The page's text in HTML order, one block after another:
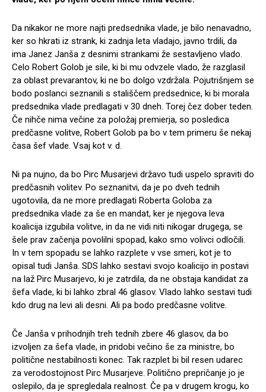
Da nikakor ne more najti predsednika vlade, je bilo nenavadno,
ker so hkrati iz strank, ki zadnja leta vladajo, javno trdili, da
ima Janez Janša z desnimi strankami že sestavljeno vlado.
Celo Robert Golob je sile, ki bi mu odvzele vlado, že razglasil
za oblast prevarantov, ki ne bo dolgo vzdržala. Pojutrišnjem se
bodo poslanci seznanili s stališčem predsednice, ki bi morala
predsednika vlade predlagati v 30 dneh. Torej čez dober teden.
Če nihče nima večine za položaj premierja, so posledica
predčasne volitve, Robert Golob pa bo v tem primeru še nekaj
časa šef vlade. Vsaj kot v. d.
Ni pa nujno, da bo Pirc Musarjevi državo tudi uspelo spraviti do
predčasnih volitev. Po seznanitvi, da je po dveh tednih
ugotovila, da ne more predlagati Roberta Goloba za
predsednika vlade za še en mandat, ker je njegova leva
koalicija izgubila volitve, in da ne vidi niti nikogar drugega, se
šele prav začenja povolilni spopad, kako smo volivci odločili.
In v tem spopadu se lahko razplete v vse smeri, kot je to
opisal tudi Janša. SDS lahko sestavi svojo koalicijo in postavi
na laž Pirc Musarjevo, ki je zatrdila, da ne obstaja kandidat za
šefa vlade, ki bi lahko zbral 46 glasov. Vlado lahko sestavi tudi
kdo drug na levi ali desni. Ali pa bodo predčasne volitve.
Če Janša v prihodnjih treh tednih zbere 46 glasov, da bo
izvoljen za šefa vlade, in pridobi večino še za ministre, bo
politične nestabilnosti konec. Tak razplet bi bil resen udarec
za verodostojnost Pirc Musarjeve. Politično prepričanje jo je
oslepilo, da je spregledala realnost. Če pa v drugem krogu, ko